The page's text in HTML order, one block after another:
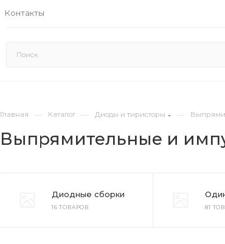
Контакты
Главная — Каталог — Диоды и тиристоры —
Выпрямительные и
Диодные сборки
16 ТОВАРОВ 81